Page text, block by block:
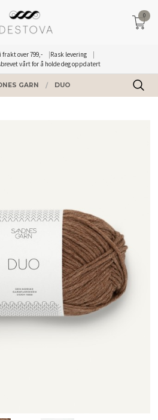
frakt over 799,-
Rask levering
vårt for å holde deg oppdatert
0
GARN DUO